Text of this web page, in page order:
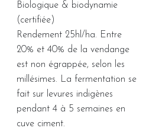
Biologique & biodynamie
(certifiée)
Rendement 25hl/ha. Entre
20% et 40% de la vendange
est non égrappée, selon les
millésimes. La fermentation se
fait sur levures indigènes
pendant 4 à 5 semaines en
cuve ciment.